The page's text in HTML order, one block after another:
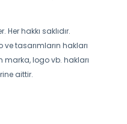
Her hakkı saklıdır.
tasarımların hakları
marka, logo vb. hakları
aittir.